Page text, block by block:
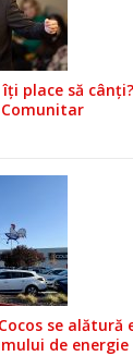
place să
se
de energie